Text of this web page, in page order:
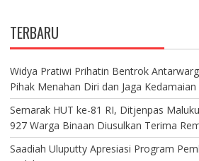
TERBARU
Widya Pratiwi Prihatin Bentrok
Pihak Menahan Diri dan Jaga Kedamaian
Semarak HUT ke-81 RI, Ditjenpas
927 Warga Binaan Diusulkan Terima
Saadiah Uluputty Apresiasi Program